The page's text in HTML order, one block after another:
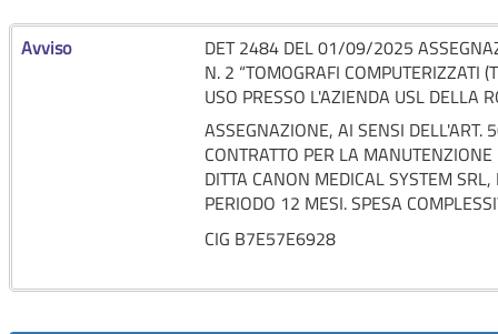
Avviso
DET 2484 DEL 01/09/2025
N. 2 “TOMOGRAFI COMPUTERIZZATI
USO PRESSO L'AZIENDA USL DELLA
ASSEGNAZIONE, AI SENSI
CONTRATTO PER LA
DITTA CANON MEDICAL SYSTEM
PERIODO 12 MESI. SPESA
CIG B7E57E6928